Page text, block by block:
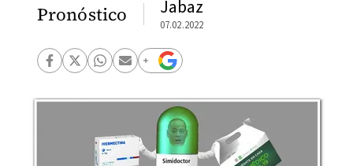
Pronóstico Jabaz
07.02.2022